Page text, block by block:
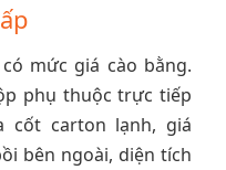
mức giá cào bằng.
phụ thuộc trực tiếp
cốt carton lạnh, giá
bên ngoài, diện tích